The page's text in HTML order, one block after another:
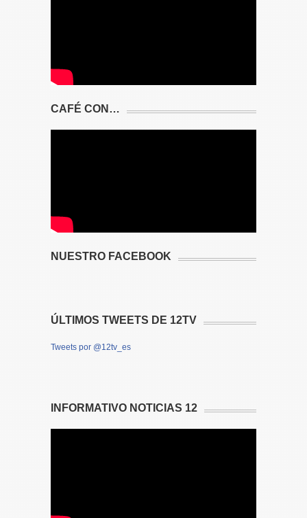
CAFÉ CON…
NUESTRO FACEBOOK
ÚLTIMOS TWEETS DE 12TV
Tweets por @12tv_es
INFORMATIVO NOTICIAS 12